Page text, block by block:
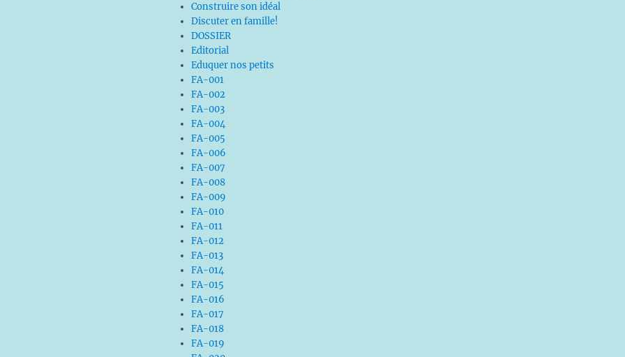
Construire son idéal
Discuter en famille!
DOSSIER
Editorial
Eduquer nos petits
FA-001
FA-002
FA-003
FA-004
FA-005
FA-006
FA-007
FA-008
FA-009
FA-010
FA-011
FA-012
FA-013
FA-014
FA-015
FA-016
FA-017
FA-018
FA-019